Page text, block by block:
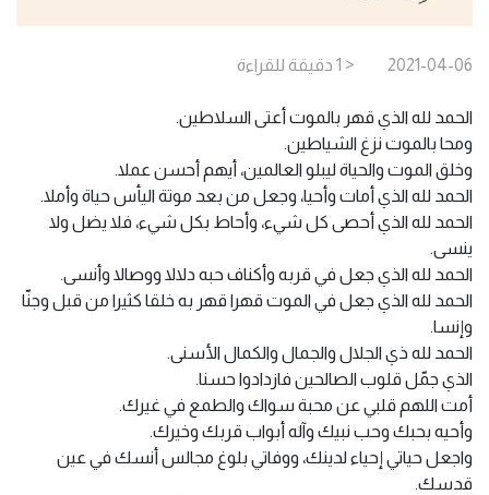
2021-04-06
< 1 دقيقة للقراءة
الحمد لله الذي قهر بالموت أعتى السلاطين.
ومحا بالموت نزغ الشياطين.
وخلق الموت والحياة ليبلو العالمين، أيهم أحسن عملا.
الحمد لله الذي أمات وأحيا، وجعل من بعد موتة اليأس حياة وأملا.
الحمد لله الذي أحصى كل شيء، وأحاط بكل شيء، فلا يضل ولا
ينسى.
الحمد لله الذي جعل في قربه وأكناف حبه دلالا ووصالا وأنسى.
الحمد لله الذي جعل في الموت قهرا قهر به خلقا كثيرا من قبل وجنّا
وإنسا.
الحمد لله ذي الجلال والجمال والكمال الأسنى.
الذي جمّل قلوب الصالحين فازدادوا حسنا.
أمت اللهم قلبي عن محبة سواك والطمع في غيرك.
وأحيه بحبك وحب نبيك وآله أبواب قربك وخيرك.
واجعل حياتي إحياء لدينك، ووفاتي بلوغ مجالس أنسك في عين
قدسك.